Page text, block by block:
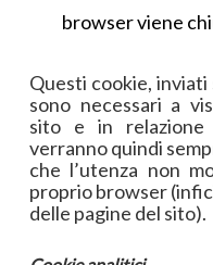
browser viene
Questi cookie,
sono necessari a
sito e in
verranno quindi
che l’utenza non
proprio browser
delle pagine del sito).